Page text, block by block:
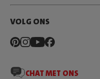
VOLG ONS
CHAT MET ONS